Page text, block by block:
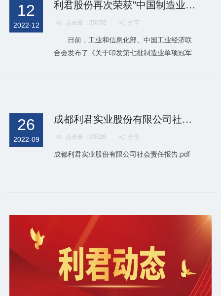
12
2022-12
利君股份再次荣获"中国制造业单项冠军"荣誉称号
 点击量：35055  分享
日前，工业和信息化部、中国工业经济联
合会发布了《关于印发第七批制造业单项冠军
26
2022-09
成都利君实业股份有限公司社会责任报告
 点击量：33526  分享
成都利君实业股份有限公司社会责任报告.pdf